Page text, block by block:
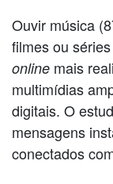
Ouvir música
filmes ou
online mais
multimídias
digitais. O
mensagens
conectados